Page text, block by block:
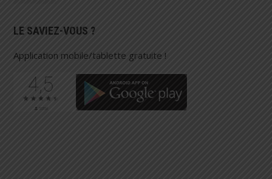
LE SAVIEZ-VOUS ?
Application mobile/tablette gratuite !